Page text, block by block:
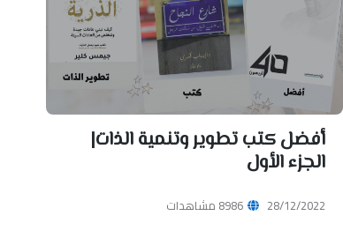
أفضل كتب تطوير وتنمية الذات|
الجزء الأول
28/12/2022 8986 مشاهدات